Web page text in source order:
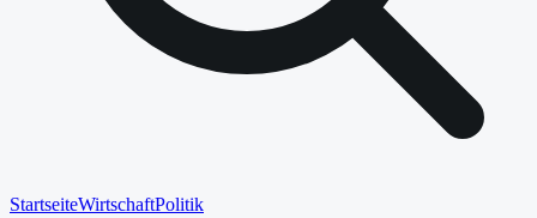
StartseiteWirtschaftPolitik